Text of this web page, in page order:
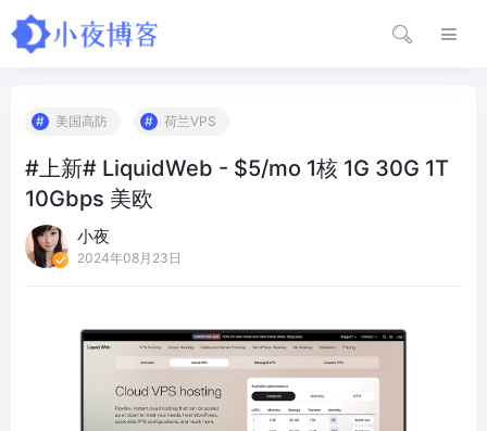
美国高防 荷兰VPS
#上新# LiquidWeb - $5/mo 1核 1G 30G 1T
10Gbps 美欧
小夜
2024年08月23日